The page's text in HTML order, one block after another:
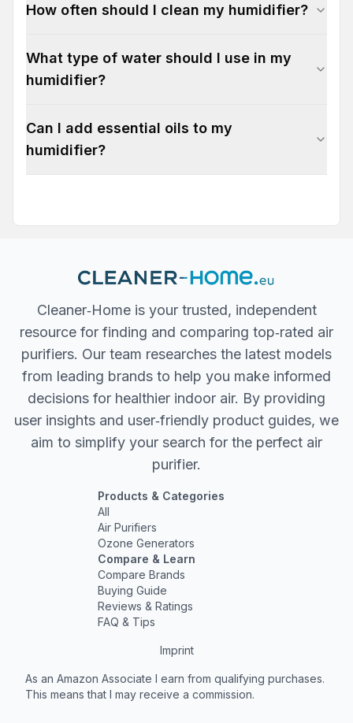
How often should I clean my humidifier?
What type of water should I use in my
humidifier?
Can I add essential oils to my
humidifier?
Cleaner‐Home is your trusted, independent
resource for finding and comparing top‐rated air
purifiers. Our team researches the latest models
from leading brands to help you make informed
decisions for healthier indoor air. By providing
user insights and user‐friendly product guides, we
aim to simplify your search for the perfect air
purifier.
Products & Categories
All
Air Purifiers
Ozone Generators
Compare & Learn
Compare Brands
Buying Guide
Reviews & Ratings
FAQ & Tips
Imprint
As an Amazon Associate I earn from qualifying purchases.
This means that I may receive a commission.